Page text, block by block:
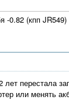
-0.82 (кпп
перестала
или менять